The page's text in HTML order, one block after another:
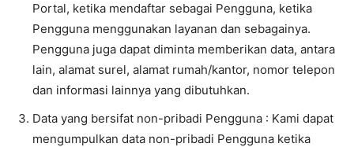
Portal, ketika mendaftar sebagai Pengguna, ketika
Pengguna menggunakan layanan dan sebagainya.
Pengguna juga dapat diminta memberikan data, antara
lain, alamat surel, alamat rumah/kantor, nomor telepon
dan informasi lainnya yang dibutuhkan.
Data yang bersifat non-pribadi Pengguna : Kami dapat
mengumpulkan data non-pribadi Pengguna ketika